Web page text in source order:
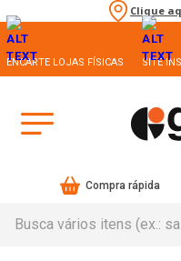
Clique
ENCARTE LOJAS FÍSICAS SITE
Compra rápida